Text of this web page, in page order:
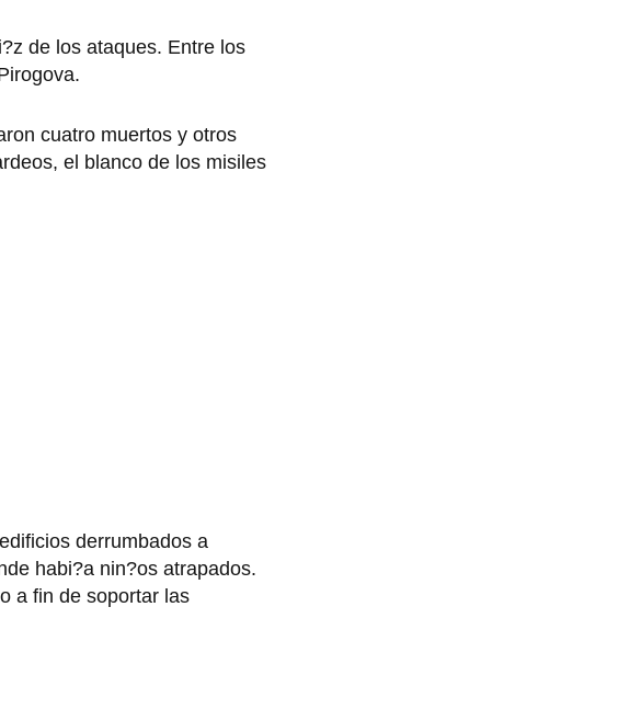
de los ataques. Entre los
cuatro muertos y otros
el blanco de los misiles
derrumbados a
habi?a nin?os atrapados.
a fin de soportar las